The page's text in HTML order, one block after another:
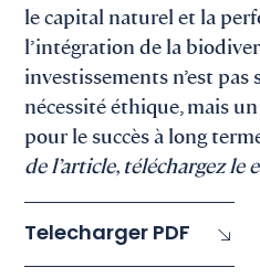
le capital naturel et la
l’intégration de la
investissements n’est
nécessité éthique, mais
pour le succès à long
de l’article, téléchargez le
Telecharger PDF